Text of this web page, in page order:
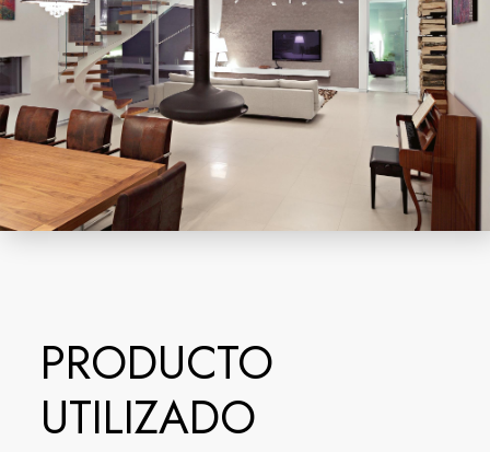
PRODUCTO
UTILIZADO